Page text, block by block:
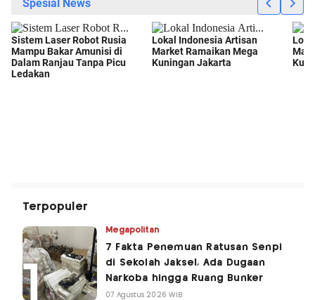
Terpopuler
Megapolitan
7 Fakta Penemuan Ratusan Senpi
di Sekolah Jaksel, Ada Dugaan
Narkoba hingga Ruang Bunker
07 Agustus 2026 WIB